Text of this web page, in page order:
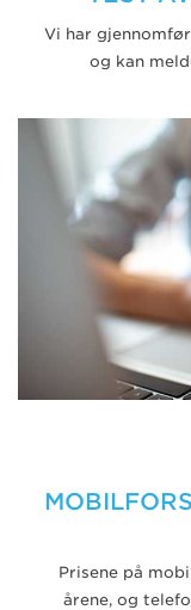
Vi har
og kan
Prisene på
årene, og